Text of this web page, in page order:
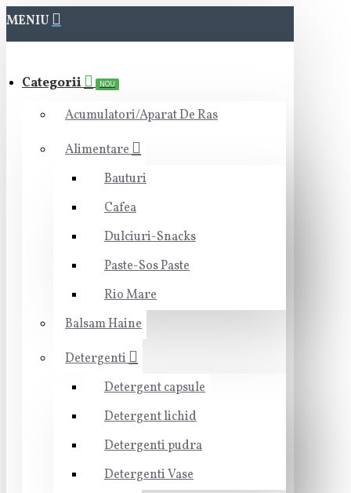
MENIU
Categorii NOU
Acumulatori/Aparat De Ras
Alimentare
Bauturi
Cafea
Dulciuri-Snacks
Paste-Sos Paste
Rio Mare
Balsam Haine
Detergenti
Detergent capsule
Detergent lichid
Detergenti pudra
Detergenti Vase